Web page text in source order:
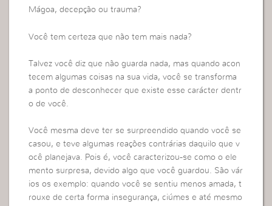
Mágoa, decepção ou trauma?
Você tem certeza que não tem mais nada?
Talvez você diz que não guarda nada, mas quando acon
tecem algumas coisas na sua vida, você se transforma
a ponto de desconhecer que existe esse carácter dentr
o de você.
Você mesma deve ter se surpreendido quando você se
casou, e teve algumas reações contrárias daquilo que v
ocê planejava. Pois é, você caracterizou-se como o ele
mento surpresa, devido algo que você guardou. São vár
ios os exemplo: quando você se sentiu menos amada, t
rouxe de certa forma insegurança, ciúmes e até mesmo